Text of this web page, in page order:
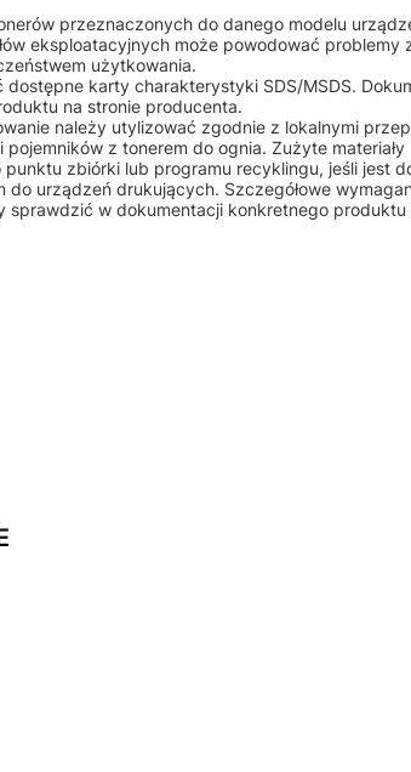
przeznaczonych do danego modelu
eksploatacyjnych może powodować problemy
użytkowania.
karty charakterystyki SDS/MSDS.
na stronie producenta.
należy utylizować zgodnie z lokalnymi
z tonerem do ognia. Zużyte materiały
zbiórki lub programu recyklingu, jeśli jest
do urządzeń drukujących. Szczegółowe
w dokumentacji konkretnego produktu